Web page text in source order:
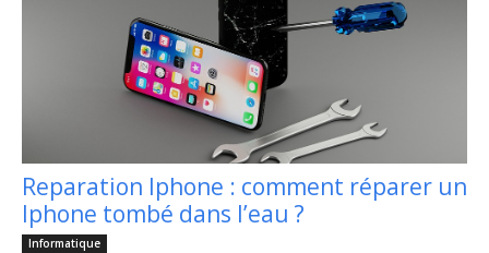
Reparation Iphone : comment réparer un
Iphone tombé dans l’eau ?
Informatique